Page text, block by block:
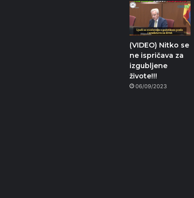
(VIDEO) Nitko se
ne ispričava za
izgubljene
živote!!!
06/09/2023